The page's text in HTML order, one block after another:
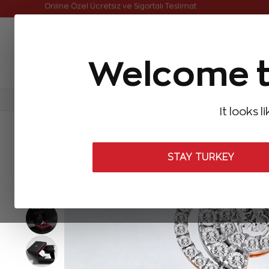
Welcome
It looks
STAY TURKEY
Online Özel Ücretsiz ve Sigortalı Teslimat
Aynı Gün Kargo Çok Satanlar